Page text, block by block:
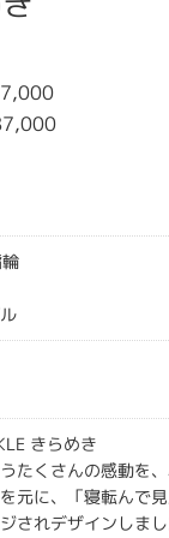
きらめき
たくさんの感動を
元に、「寝転んで
されデザインしまし